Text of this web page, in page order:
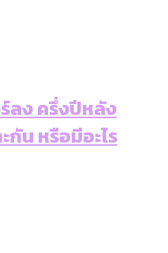
ยตาโลก
ลง ครึ่งปีหลัง
กัน หรือมีอะไร